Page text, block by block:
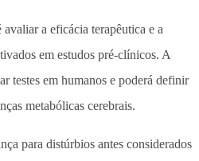
a eficácia terapêutica e a
em estudos pré-clínicos. A
testes em humanos e poderá definir
metabólicas cerebrais.
para distúrbios antes considerados